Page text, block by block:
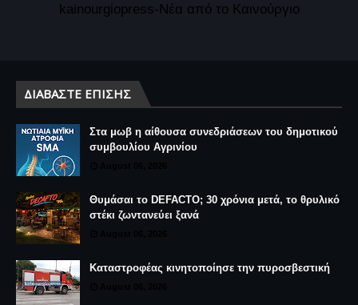
kainourgiopress-Νέα από το Καινούργιο
ΔΙΑΒΆΣΤΕ ΕΠΊΣΗΣ
Στα μωβ η αίθουσα συνεδριάσεων του δημοτικού
συμβουλίου Αγρινίου
Θυμάσαι το DEFACTO; 30 χρόνια μετά, το θρυλικό
στέκι ζωντανεύει ξανά
Καταστροφέας κινητοποίησε την πυροσβεστική